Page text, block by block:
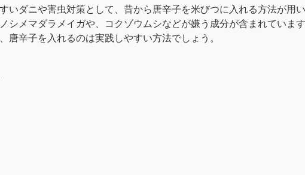
いダニや害虫対策として、昔から唐辛子を米びつに入れる方法が用
シメマダラメイガや、コクゾウムシなどが嫌う成分が含まれていま
唐辛子を入れるのは実践しやすい方法でしょう。